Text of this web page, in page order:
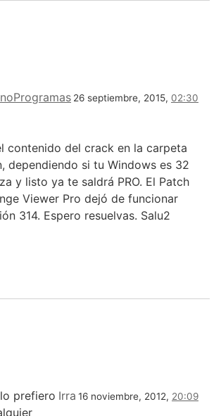
26 septiembre, 2015, 02:30
contenido del crack en la carpeta
dependiendo si tu Windows es 32
y listo ya te saldrá PRO. El Patch
Viewer Pro dejó de funcionar
314. Espero resuelvas. Salu2
Irra 16 noviembre, 2012, 20:09
prefiero